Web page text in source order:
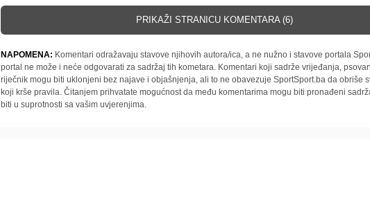
PRIKAŽI STRANICU KOMENTARA (6)
NAPOMENA: Komentari odražavaju stavove njihovih autora/ica, a ne nužno i stavove portala
portal ne može i neće odgovarati za sadržaj tih kometara. Komentari koji sadrže vrijeđanja,
riječnik mogu biti uklonjeni bez najave i objašnjenja, ali to ne obavezuje SportSport.ba da obriše
koji krše pravila. Čitanjem prihvatate mogućnost da među komentarima mogu biti pronađeni
biti u suprotnosti sa vašim uvjerenjima.